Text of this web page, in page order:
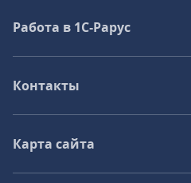
Работа в 1С‑Рарус
Контакты
Карта сайта